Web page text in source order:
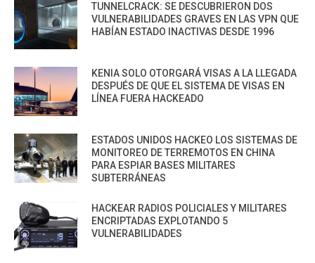
TUNNELCRACK: SE DESCUBRIERON DOS
VULNERABILIDADES GRAVES EN LAS VPN QUE
HABÍAN ESTADO INACTIVAS DESDE 1996
KENIA SOLO OTORGARÁ VISAS A LA LLEGADA
DESPUÉS DE QUE EL SISTEMA DE VISAS EN
LÍNEA FUERA HACKEADO
ESTADOS UNIDOS HACKEO LOS SISTEMAS DE
MONITOREO DE TERREMOTOS EN CHINA
PARA ESPIAR BASES MILITARES
SUBTERRÁNEAS
HACKEAR RADIOS POLICIALES Y MILITARES
ENCRIPTADAS EXPLOTANDO 5
VULNERABILIDADES